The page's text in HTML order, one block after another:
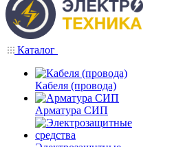
Каталог
Кабеля (провода)
Арматура СИП